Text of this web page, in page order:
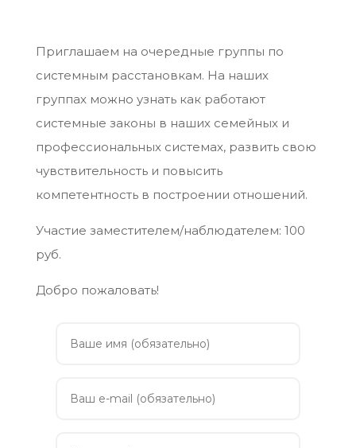
Приглашаем на очередные группы по
системным расстановкам. На наших
группах можно узнать как работают
системные законы в наших семейных и
профессиональных системах, развить свою
чувствительность и повысить
компетентность в построении отношений.
Участие заместителем/наблюдателем: 100
руб.
Добро пожаловать!